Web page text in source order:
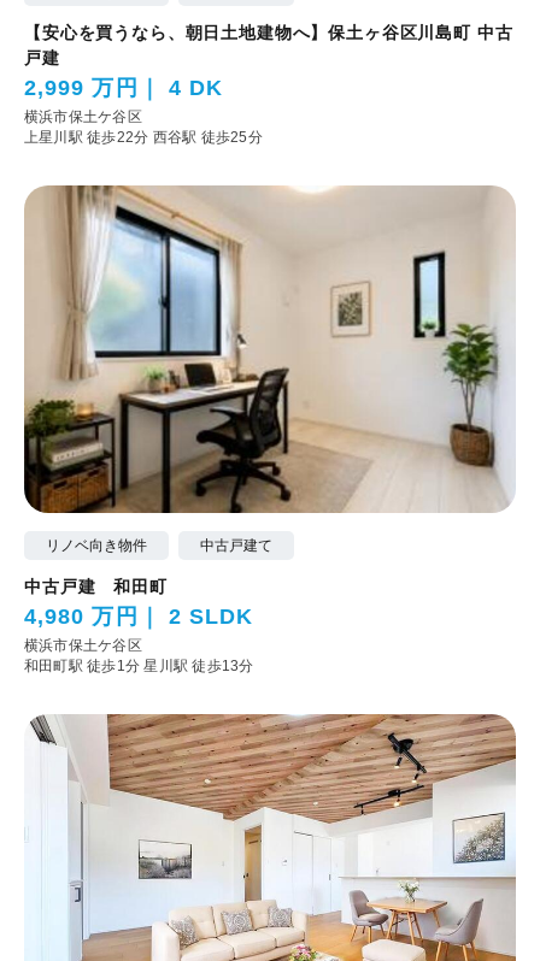
【安心を買うなら、朝日土地建物へ】保土ヶ谷区川島町 中古
戸建
2,999 万円 4 DK
横浜市保土ケ谷区
上星川駅 徒歩22分 西谷駅 徒歩25分
リノベ向き物件 中古戸建て
中古戸建 和田町
4,980 万円 2 SLDK
横浜市保土ケ谷区
和田町駅 徒歩1分星川駅 徒歩13分